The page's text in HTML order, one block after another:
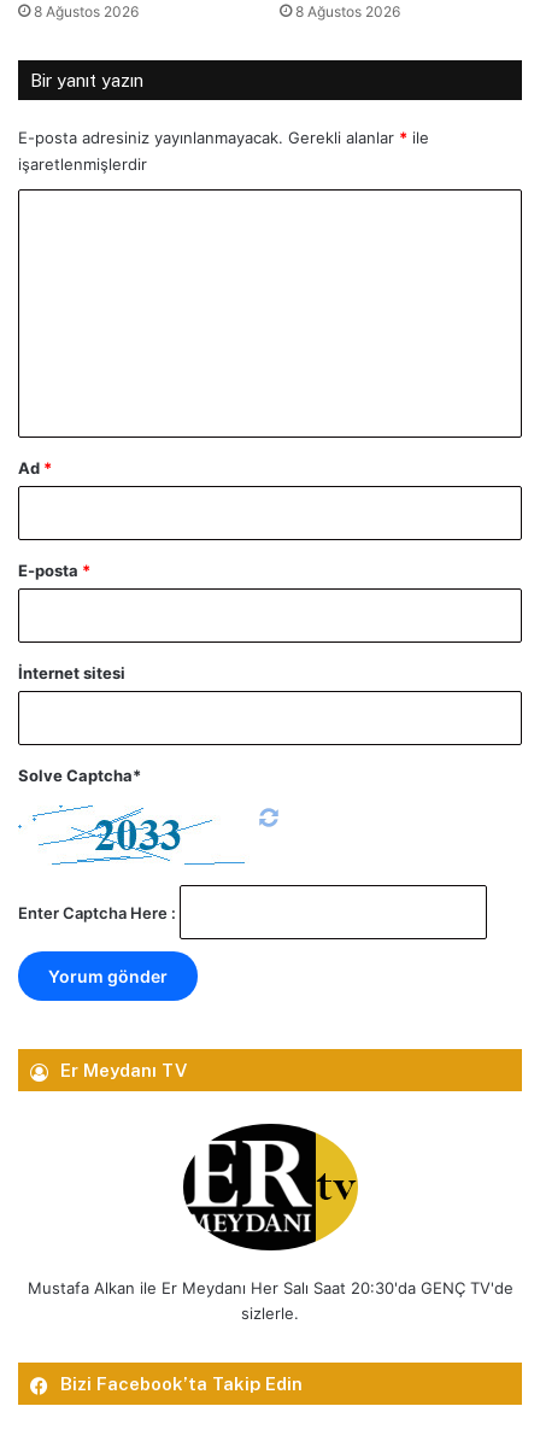
8 Ağustos 2026 8 Ağustos 2026
Bir yanıt yazın
E-posta adresiniz yayınlanmayacak. Gerekli alanlar * ile
işaretlenmişlerdir
Ad *
E-posta *
İnternet sitesi
Solve Captcha*
Enter Captcha Here :
Er Meydanı TV
Mustafa Alkan ile Er Meydanı Her Salı Saat 20:30'da GENÇ TV'de
sizlerle.
Bizi Facebook’ta Takip Edin